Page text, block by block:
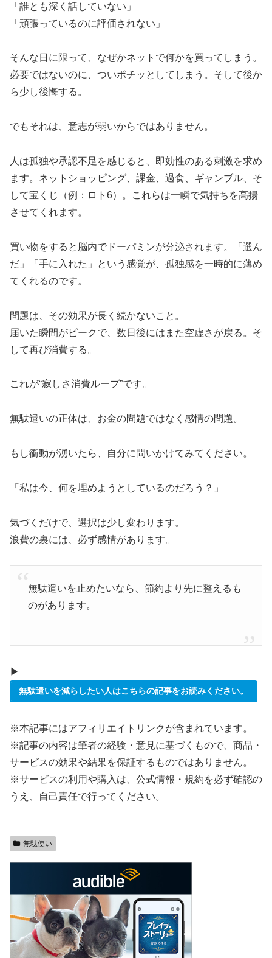
「誰とも深く話していない」
「頑張っているのに評価されない」
そんな日に限って、なぜかネットで何かを買ってしまう。
必要ではないのに、ついポチッとしてしまう。そして後か
ら少し後悔する。
でもそれは、意志が弱いからではありません。
人は孤独や承認不足を感じると、即効性のある刺激を求め
ます。ネットショッピング、課金、過食、ギャンブル、そ
して宝くじ（例：ロト6）。これらは一瞬で気持ちを高揚
させてくれます。
買い物をすると脳内でドーパミンが分泌されます。「選ん
だ」「手に入れた」という感覚が、孤独感を一時的に薄め
てくれるのです。
問題は、その効果が長く続かないこと。
届いた瞬間がピークで、数日後にはまた空虚さが戻る。そ
して再び消費する。
これが“寂しさ消費ループ”です。
無駄遣いの正体は、お金の問題ではなく感情の問題。
もし衝動が湧いたら、自分に問いかけてみてください。
「私は今、何を埋めようとしているのだろう？」
気づくだけで、選択は少し変わります。
浪費の裏には、必ず感情があります。
無駄遣いを止めたいなら、節約より先に整えるも
のがあります。
▶
無駄遣いを減らしたい人はこちらの記事をお読みください。
※本記事にはアフィリエイトリンクが含まれています。
※記事の内容は筆者の経験・意見に基づくもので、商品・
サービスの効果や結果を保証するものではありません。
※サービスの利用や購入は、公式情報・規約を必ず確認の
うえ、自己責任で行ってください。
無駄使い